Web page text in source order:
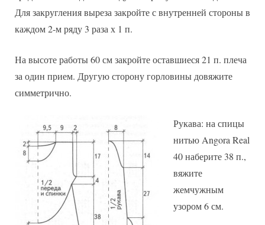
Для закругления выреза закройте с внутренней стороны в
каждом 2-м ряду 3 раза х 1 п.
На высоте работы 60 см закройте оставшиеся 21 п. плеча
за один прием. Другую сторону горловины довяжите
симметрично.
Рукава: на спицы
нитью Angora Real
40 наберите 38 п.,
вяжите
жемчужным
узором 6 см.